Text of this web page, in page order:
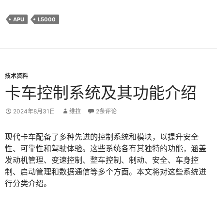
APU L5000
技术资料
卡车控制系统及其功能介绍
2024年8月31日 维拉 2条评论
现代卡车配备了多种先进的控制系统和模块，以提升安全
性、可靠性和驾驶体验。这些系统各有其独特的功能，涵盖
发动机管理、变速控制、整车控制、制动、安全、车身控
制、启动管理和数据通信等多个方面。本文将对这些系统进
行分类介绍。